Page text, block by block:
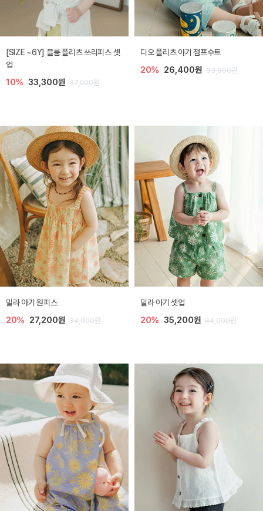
[SIZE ~6Y] 블룸 플리츠 쓰리피스 셋
업
10% 33,300원 37,000원
디오 플리츠 아기 점프수트
20% 26,400원 33,000원
밀라 아기 원피스
20% 27,200원 34,000원
밀라 아기 셋업
20% 35,200원 44,000원